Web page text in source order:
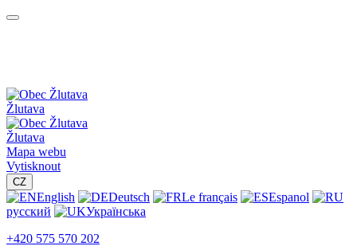
Žlutava
Žlutava
Mapa webu
Vytisknout
CZ
English Deutsch Le français
Espanol
русский
Українська
+420 575 570 202